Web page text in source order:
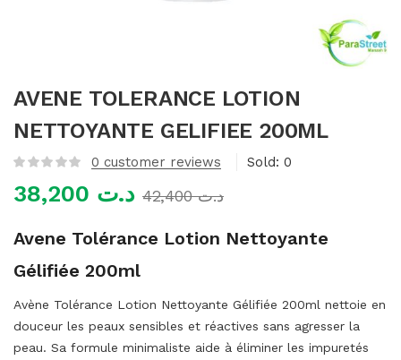
AVENE TOLERANCE LOTION
NETTOYANTE GELIFIEE 200ML
0 customer reviews Sold: 0
د.ت د.ت42,400
Avene Tolérance Lotion Nettoyante
Gélifiée 200ml
Avène Tolérance Lotion Nettoyante Gélifiée 200ml nettoie en
douceur les peaux sensibles et réactives sans agresser la
peau. Sa formule minimaliste aide à éliminer les impuretés